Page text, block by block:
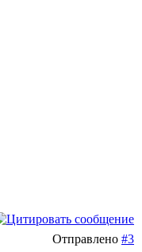
Отправлено #3